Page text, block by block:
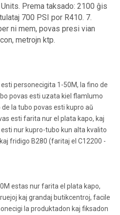
Prema taksado: 2100 ĝis
700 PSI por R410. 7.
ni mem, povas presi vian
metrojn ktp.
personecigita 1-50M, la fino de
povas esti uzata kiel flamlumo
la tubo povas esti kupro aŭ
esti farita nur el plata kapo, kaj
nur kupro-tubo kun alta kvalito
fridigo B280 (faritaj el C12200 -
estas nur farita el plata kapo,
kaj grandaj butikcentroj, facile
la produktadon kaj fiksadon